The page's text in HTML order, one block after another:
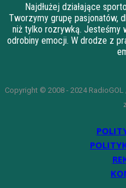
Najdłużej działające
Tworzymy grupę pasjonatów,
niż tylko rozrywką. Jesteśmy
odrobiny emocji. W drodze z
Copyright © 2008 - 2024